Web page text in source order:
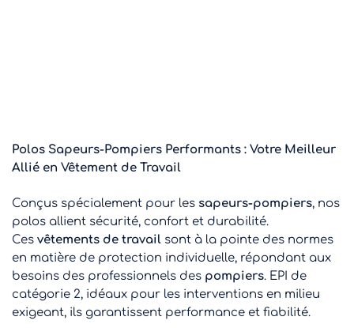
Polos Sapeurs-Pompiers Performants : Votre Meilleur
Allié en Vêtement de Travail
Conçus spécialement pour les sapeurs-pompiers, nos
polos allient sécurité, confort et durabilité.
Ces vêtements de travail sont à la pointe des normes
en matière de protection individuelle, répondant aux
besoins des professionnels des pompiers. EPI de
catégorie 2, idéaux pour les interventions en milieu
exigeant, ils garantissent performance et fiabilité.